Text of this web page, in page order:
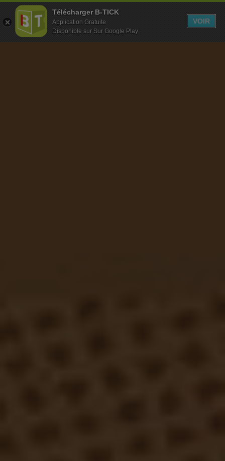
Télécharger B-TICK
Application Gratuite
Disponible sur Sur Google Play
VOIR